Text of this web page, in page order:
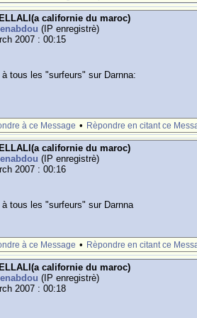
californie du maroc)
(IP enregistrè)
2007 : 00:15
tous les "surfeurs" sur Darnna:
à ce Message • Rèpondre en citant ce
californie du maroc)
(IP enregistrè)
2007 : 00:16
tous les "surfeurs" sur Darnna
à ce Message • Rèpondre en citant ce
californie du maroc)
(IP enregistrè)
2007 : 00:18